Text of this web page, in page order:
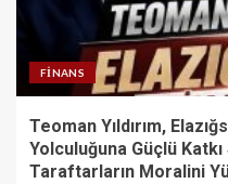
FINANS
Teoman Yıldırım,
Yolculuğuna Güçlü
Taraftarların Moralini